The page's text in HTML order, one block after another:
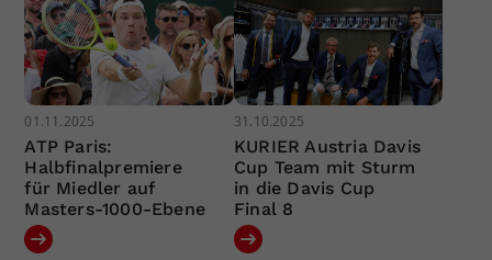
01.11.2025
ATP Paris:
Halbfinalpremiere
für Miedler auf
Masters-1000-Ebene
31.10.2025
KURIER Austria Davis
Cup Team mit Sturm
in die Davis Cup
Final 8